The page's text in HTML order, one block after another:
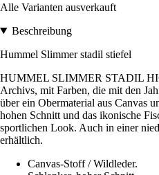
Alle Varianten ausverkauft
Beschreibung
Hummel Slimmer stadil stiefel
HUMMEL SLIMMER STADIL
Archivs, mit Farben, die mit den
über ein Obermaterial aus Canvas
hohen Schnitt und das ikonische
sportlichen Look. Auch in einer
erhältlich.
Canvas-Stoff / Wildleder.